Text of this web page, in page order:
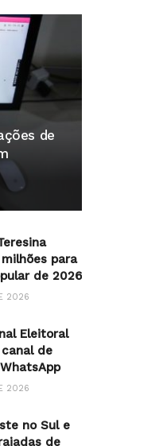
de
para
de 2026
2026
Eleitoral
de
2026
no Sul e
de